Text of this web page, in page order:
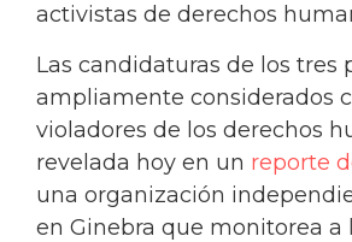
activistas de derechos
Las candidaturas de los tres
ampliamente considerados
violadores de los derechos
revelada hoy en un reporte
una organización
en Ginebra que monitorea a